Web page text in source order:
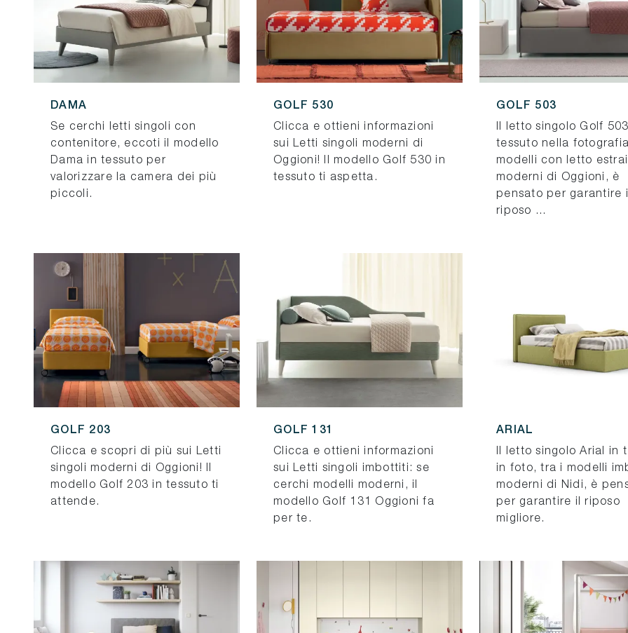
DAMA
Se cerchi letti singoli con
contenitore, eccoti il modello
Dama in tessuto per
valorizzare la camera dei più
piccoli.
GOLF 530
Clicca e ottieni informazioni
sui Letti singoli moderni di
Oggioni! Il modello Golf 530 in
tessuto ti aspetta.
GOLF 503
Il letto singolo Golf
tessuto nella
modelli con letto
moderni di Oggioni, è
pensato per garantire
riposo ...
GOLF 203
Clicca e scopri di più sui Letti
singoli moderni di Oggioni! Il
modello Golf 203 in tessuto ti
attende.
GOLF 131
Clicca e ottieni informazioni
sui Letti singoli imbottiti: se
cerchi modelli moderni, il
modello Golf 131 Oggioni fa
per te.
ARIAL
Il letto singolo Arial in
in foto, tra i modelli
moderni di Nidi, è
per garantire il riposo
migliore.